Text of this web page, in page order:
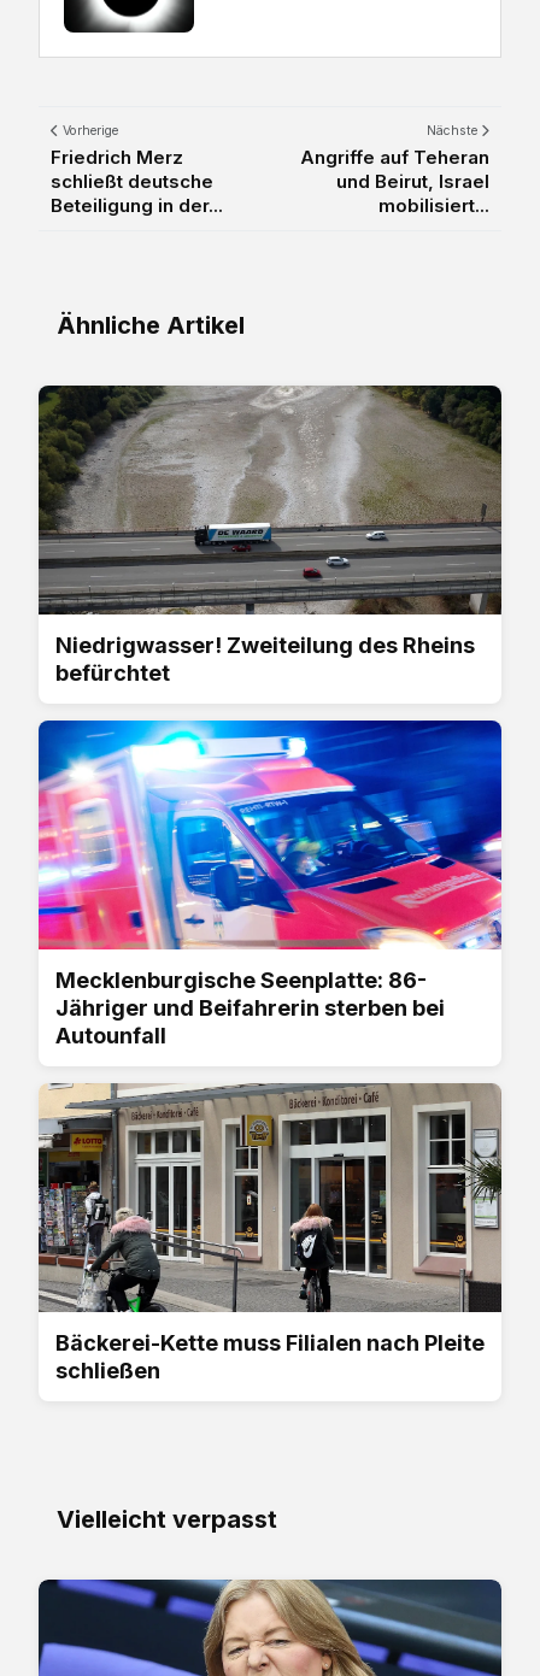
Vorherige
Friedrich Merz
schließt deutsche
Beteiligung in der...
Nächste
Angriffe auf Teheran
und Beirut, Israel
mobilisiert...
Ähnliche Artikel
Niedrigwasser! Zweiteilung des Rheins
befürchtet
Mecklenburgische Seenplatte: 86-
Jähriger und Beifahrerin sterben bei
Autounfall
Bäckerei-Kette muss Filialen nach Pleite
schließen
Vielleicht verpasst